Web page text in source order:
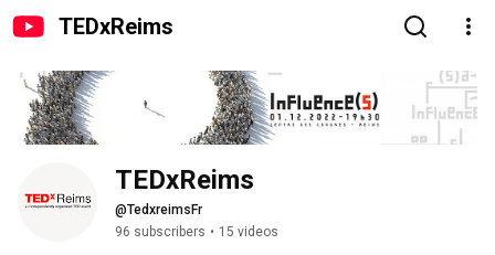
TEDxReims
TEDxReims
@TedxreimsFr
96 subscribers • 15 videos